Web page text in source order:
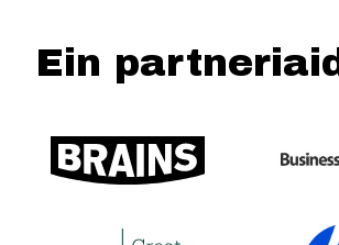
Ein partneriaid